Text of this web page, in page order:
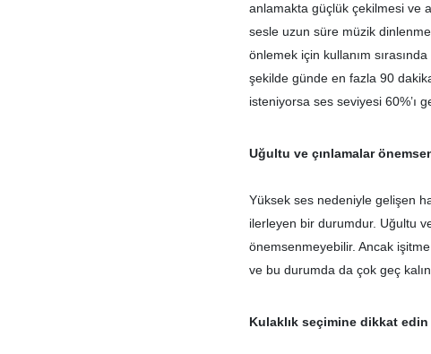
anlamakta güçlük çekilmesi ve
sesle uzun süre müzik
önlemek için kullanım
şekilde günde en fazla 90
isteniyorsa ses seviyesi 60%’ı
Uğultu ve çınlamalar
Yüksek ses nedeniyle gelişen
ilerleyen bir durumdur. Uğultu
önemsenmeyebilir. Ancak
ve bu durumda da çok geç
Kulaklık seçimine dikkat edin